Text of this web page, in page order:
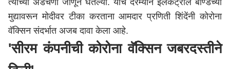
त्यांच्या अडचणी जाणून घेतल्या. याचं दरम्यान इलेकट्रोल बॉण्डच्या
मुद्यावरून मोदीवर टीका करताना आमदार प्रणिती शिंदेंनी कोरोना
वॅक्सिन संदर्भात अजब दावा केला आहे.
'सीरम कंपनीची कोरोना वॅक्सिन जबरदस्तीने